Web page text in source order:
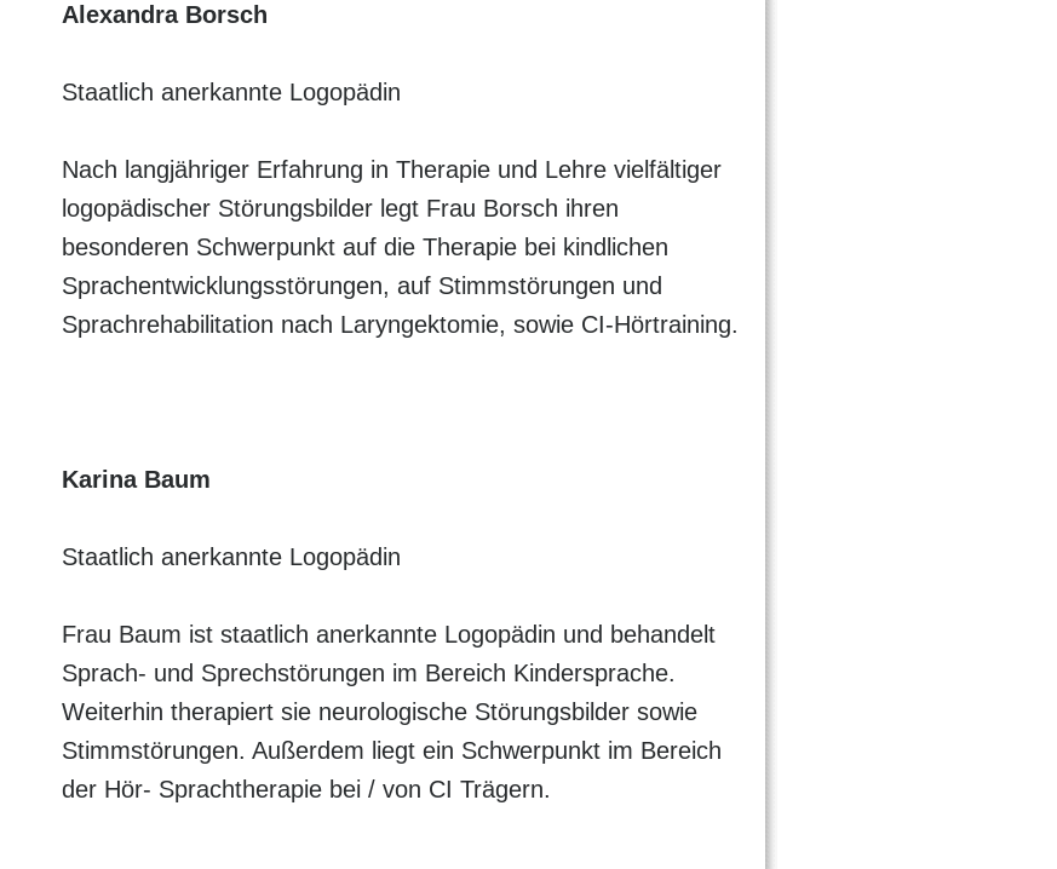
Alexandra Borsch
Staatlich anerkannte Logopädin
Nach langjähriger Erfahrung in Therapie und Lehre vielfältiger
logopädischer Störungsbilder legt Frau Borsch ihren
besonderen Schwerpunkt auf die Therapie bei kindlichen
Sprachentwicklungsstörungen, auf Stimmstörungen und
Sprachrehabilitation nach Laryngektomie, sowie CI-Hörtraining.
Karina Baum
Staatlich anerkannte Logopädin
Frau Baum ist staatlich anerkannte Logopädin und behandelt
Sprach- und Sprechstörungen im Bereich Kindersprache.
Weiterhin therapiert sie neurologische Störungsbilder sowie
Stimmstörungen. Außerdem liegt ein Schwerpunkt im Bereich
der Hör- Sprachtherapie bei / von CI Trägern.